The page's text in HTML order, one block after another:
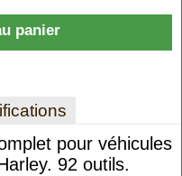
panier
pour véhicules
92 outils.